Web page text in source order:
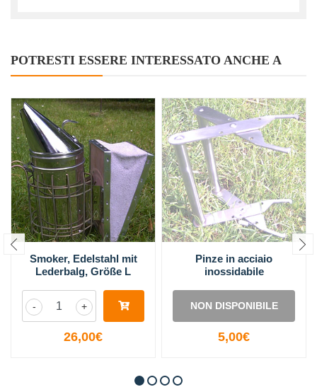
POTRESTI ESSERE INTERESSATO ANCHE A
Smoker, Edelstahl mit
Lederbalg, Größe L
+
-
26,00€
Pinze in acciaio
inossidabile
NON DISPONIBILE
5,00€